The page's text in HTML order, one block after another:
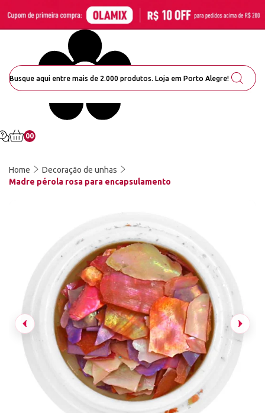
00
Home
Decoração de unhas
Madre pérola rosa para encapsulamento